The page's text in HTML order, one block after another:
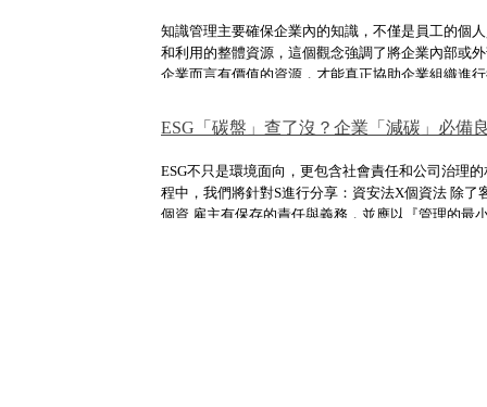
知識管理主要確保企業內的知識，不僅是員工的個
和利用的整體資源，這個觀念強調了將企業內部或
企業而言有價值的資源，才能真正協助企業組織進
企業最重要的財富來源，有效的知識管理能讓企業
力。
ESG「碳盤」查了沒？企業「減碳」必備
ESG不只是環境面向，更包含社會責任和公司治理
程中，我們將針對S進行分享：資安法X個資法 除了
個資 雇主有保存的責任與義務，並應以『管理的最